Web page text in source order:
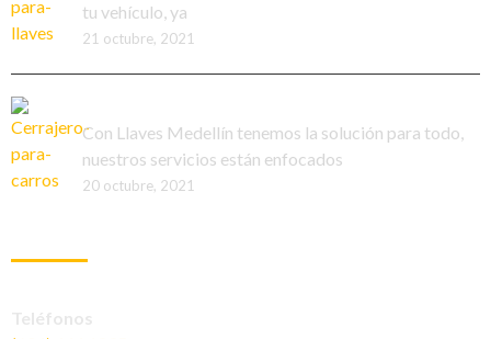
tu vehículo, ya
21 octubre, 2021
Con Llaves Medellín tenemos la solución para todo,
nuestros servicios están enfocados
20 octubre, 2021